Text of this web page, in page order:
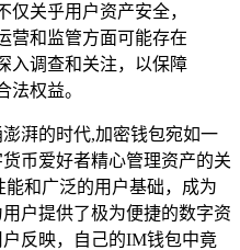
仅关乎用户资产安全，
营和监管方面可能存在
入调查和关注，以保障
法权益。
湃的时代,加密钱包宛如一
币爱好者精心管理资产的关
和广泛的用户基础，成为
户提供了极为便捷的数字资
反映，自己的IM钱包中竟